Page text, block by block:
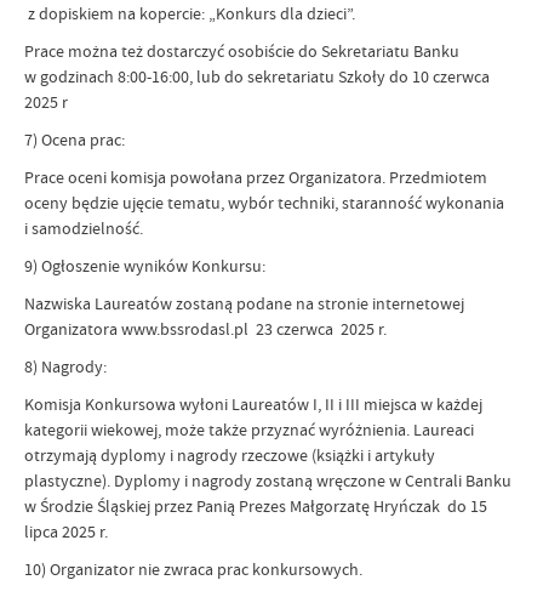
z dopiskiem na kopercie: „Konkurs dla dzieci”.
Prace można też dostarczyć osobiście do Sekretariatu Banku
w godzinach 8:00-16:00, lub do sekretariatu Szkoły do 10 czerwca
2025 r
7) Ocena prac:
Prace oceni komisja powołana przez Organizatora. Przedmiotem
oceny będzie ujęcie tematu, wybór techniki, staranność wykonania
i samodzielność.
9) Ogłoszenie wyników Konkursu:
Nazwiska Laureatów zostaną podane na stronie internetowej
Organizatora www.bssrodasl.pl 23 czerwca 2025 r.
8) Nagrody:
Komisja Konkursowa wyłoni Laureatów I, II i III miejsca w każdej
kategorii wiekowej, może także przyznać wyróżnienia. Laureaci
otrzymają dyplomy i nagrody rzeczowe (książki i artykuły
plastyczne). Dyplomy i nagrody zostaną wręczone w Centrali Banku
w Środzie Śląskiej przez Panią Prezes Małgorzatę Hryńczak do 15
lipca 2025 r.
10) Organizator nie zwraca prac konkursowych.